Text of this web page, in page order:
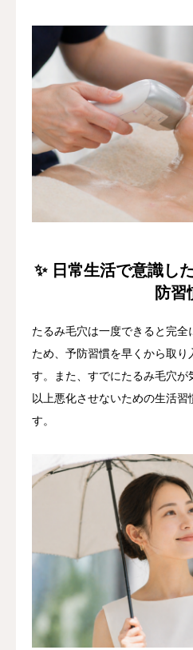
✨ 日常生活で意識し
防習
たるみ毛穴は一度できると完
ため、予防習慣を早くから取
す。また、すでにたるみ毛穴
以上悪化させないための生活
す。